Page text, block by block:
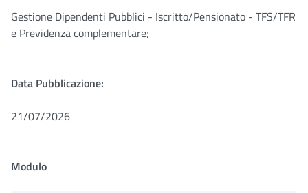
Gestione Dipendenti Pubblici - Iscritto/Pensionato - TFS/TFR
e Previdenza complementare;
Data Pubblicazione:
21/07/2026
Modulo